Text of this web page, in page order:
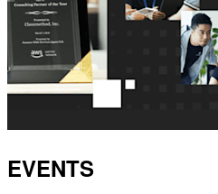
EVENTS